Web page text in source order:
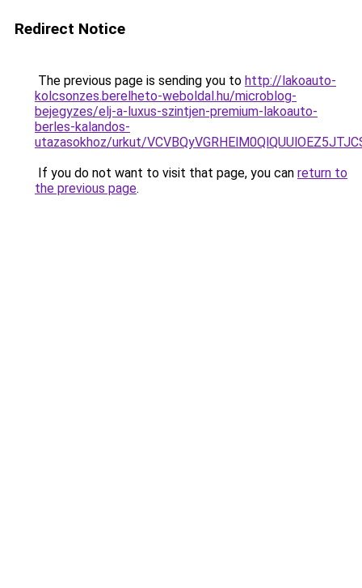
Redirect Notice
The previous page is sending you to http://lakoauto-
kolcsonzes.berelheto-weboldal.hu/microblog-
bejegyzes/elj-a-luxus-szintjen-premium-lakoauto-
berles-kalandos-
utazasokhoz/urkut/
If you do not want to visit that page, you can return to
the previous page.